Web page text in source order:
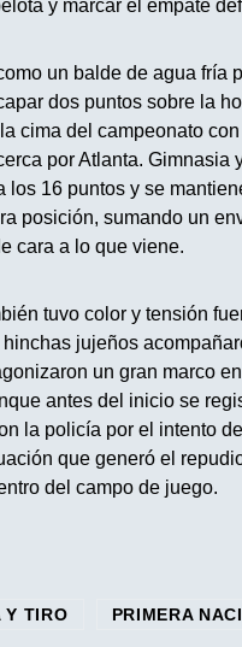
y marcar el empate
un balde de agua fría
dos puntos sobre la
cima del campeonato
por Atlanta. Gimnasia
los 16 puntos y se
posición, sumando un
cara a lo que viene.
tuvo color y tensión
jujeños
un gran marco
antes del inicio se
la policía por el intento
que generó el
del campo de juego.
Y TIRO PRIMERA